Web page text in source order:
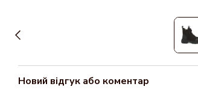
Новий відгук або коментар